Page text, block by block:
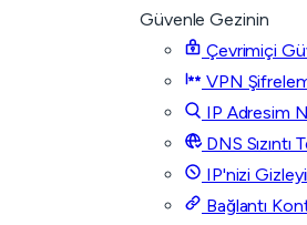
Güvenle Gezinin
Çevrimiçi
VPN
IP Adresim
DNS Sızıntı
IP'nizi
Bağlantı